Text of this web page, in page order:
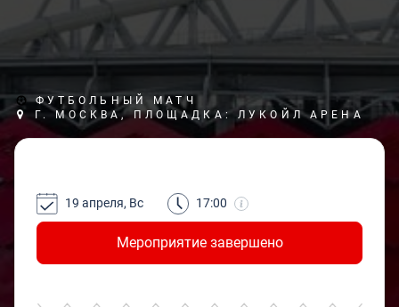
ФУТБОЛЬНЫЙ МАТЧ
Г. МОСКВА, ПЛОЩАДКА: ЛУКОЙЛ АРЕНА
Мероприятие завершено
19 апреля, Вс 17:00